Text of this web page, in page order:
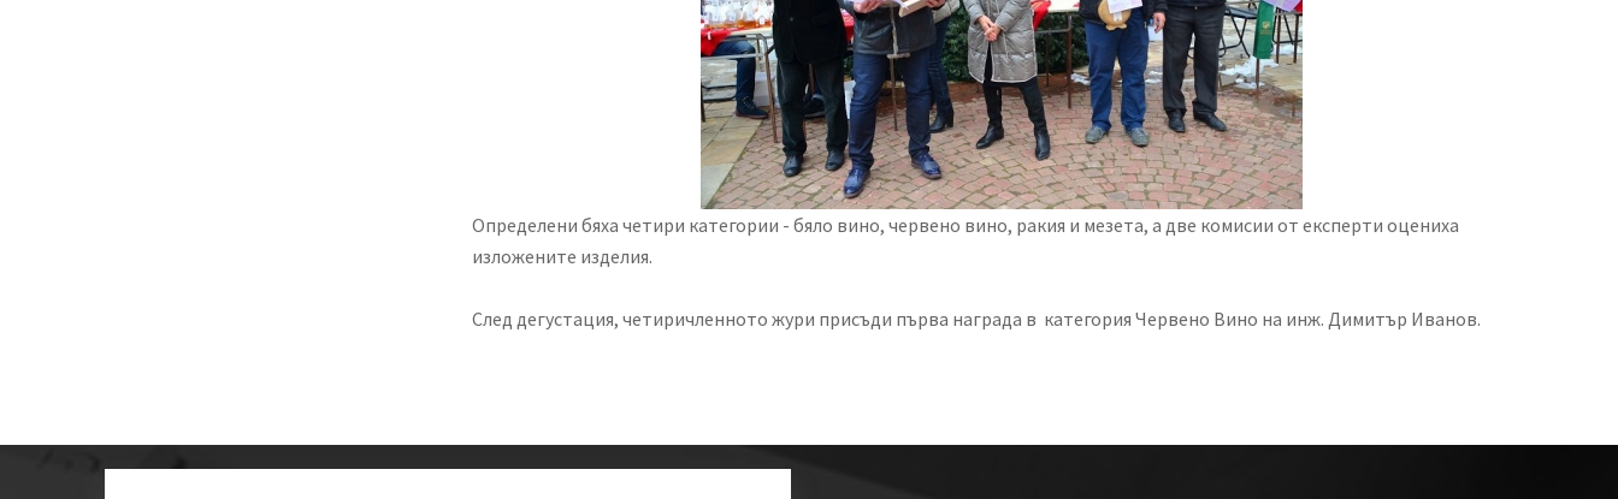
Определени бяха четири категории - бяло вино, червено вино, ракия и мезета, а две комисии от експерти оцениха
изложените изделия.
След дегустация, четиричленното жури присъди първа награда в категория Червено Вино на инж. Димитър Иванов.